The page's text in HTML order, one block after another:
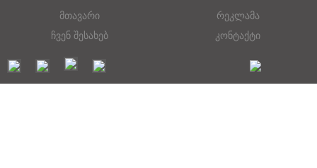
მთავარი
რეკლამა
ჩვენ შესახებ
კონტაქტი